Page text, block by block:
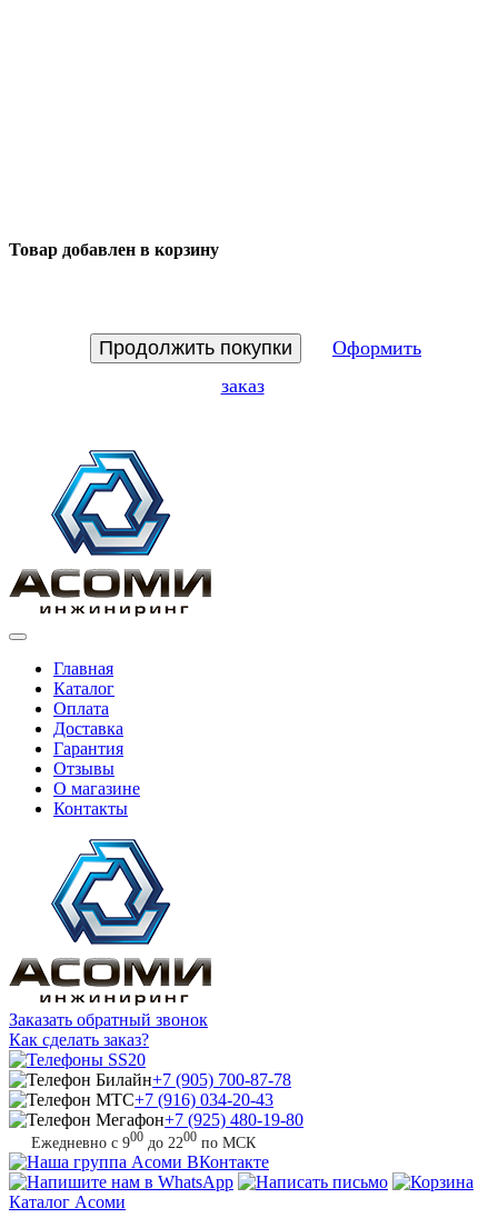
Товар добавлен в корзину
Продолжить покупки
Оформить
заказ
Главная
Каталог
Оплата
Доставка
Гарантия
Отзывы
О магазине
Контакты
Заказать обратный звонок
Как сделать заказ?
+7 (905) 700-87-78
+7 (916) 034-20-43
+7 (925) 480-19-80
Ежедневно с 900 до 2200 по МСК
Каталог Асоми